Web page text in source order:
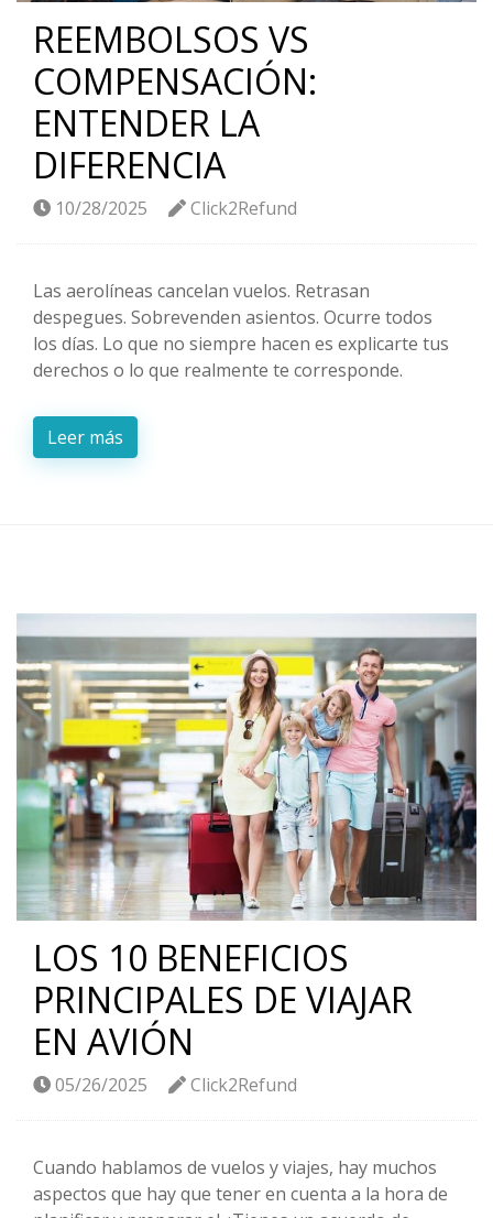
REEMBOLSOS VS
COMPENSACIÓN:
ENTENDER LA
DIFERENCIA
10/28/2025 Click2Refund
Las aerolíneas cancelan vuelos. Retrasan
despegues. Sobrevenden asientos. Ocurre todos
los días. Lo que no siempre hacen es explicarte tus
derechos o lo que realmente te corresponde.
Leer más
LOS 10 BENEFICIOS
PRINCIPALES DE VIAJAR
EN AVIÓN
05/26/2025 Click2Refund
Cuando hablamos de vuelos y viajes, hay muchos
aspectos que hay que tener en cuenta a la hora de